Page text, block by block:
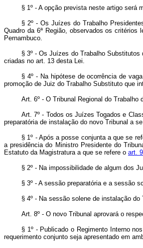
§ 1º - A opção prevista neste artigo será
§ 2º - Os Juízes do Trabalho
Quadro da 6ª Região, observados os
Pernambuco.
§ 3º - Os Juízes do Trabalho
criadas no art. 13 desta Lei.
§ 4º - Na hipótese de ocorrência de
promoção de Juiz do Trabalho Substituto que
Art. 6º - O Tribunal Regional do
Art. 7º - Todos os Juízes Togados e
preparatória de instalação do novo Tribunal a
§ 1º - Após a posse conjunta a que se
a presidência do Ministro Presidente do
Estatuto da Magistratura a que se refere o art.
§ 2º - Na impossibilidade de algum dos
§ 3º - A sessão preparatória e a sessão
§ 4º - Na sessão solene de instalação
Art. 8º - O novo Tribunal aprovará o
§ 1º - Publicado o Regimento Interno
requerimento conjunto seja apresentado em